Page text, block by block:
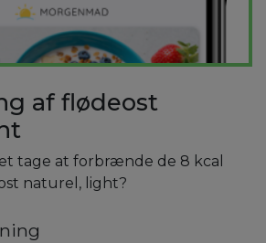
af flødeost
tage at forbrænde de 8 kcal
naturel, light?